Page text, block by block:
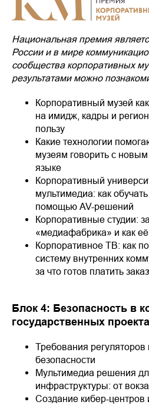
Национальная премия
России и в мире
сообщества корпоративных
результатами можно
Корпоративный музей
на имидж, кадры и
пользу
Какие технологии
музеям говорить с
языке
Корпоративный
мультимедиа: как
помощью AV-решений
Корпоративные студии:
«медиафабрика» и как её
Корпоративное ТВ: как
систему внутренних
за что готов платить
Блок 4: Безопасность в
государственных
Требования
безопасности
Мультимедиа решения
инфраструктуры: от
Создание кибер-центров